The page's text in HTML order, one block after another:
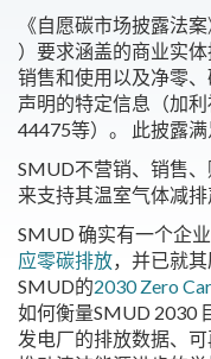
《自愿碳市场披露法
）要求涵盖的商业实
销售和使用以及净零
声明的特定信息（加
44475等）。 此披露满
SMUD不营销、销售
来支持其温室气体减排
SMUD 确实有一个企业
应零碳排放，并已就
SMUD的2030 Zero
如何衡量SMUD 2030
发电厂的排放数据、